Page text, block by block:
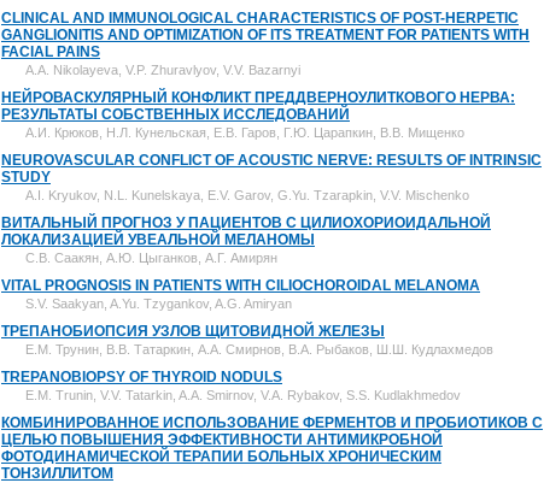
CLINICAL AND IMMUNOLOGICAL CHARACTERISTICS OF POST-HERPETIC
GANGLIONITIS AND OPTIMIZATION OF ITS TREATMENT FOR PATIENTS WITH
FACIAL PAINS
A.A. Nikolayeva, V.P. Zhuravlyov, V.V. Bazarnyi
НЕЙРОВАСКУЛЯРНЫЙ КОНФЛИКТ ПРЕДДВЕРНОУЛИТКОВОГО НЕРВА:
РЕЗУЛЬТАТЫ СОБСТВЕННЫХ ИССЛЕДОВАНИЙ
А.И. Крюков, Н.Л. Кунельская, Е.В. Гаров, Г.Ю. Царапкин, В.В. Мищенко
NEUROVASCULAR CONFLICT OF ACOUSTIC NERVE: RESULTS OF INTRINSIC
STUDY
A.I. Kryukov, N.L. Kunelskaya, E.V. Garov, G.Yu. Tzarapkin, V.V. Mischenko
ВИТАЛЬНЫЙ ПРОГНОЗ У ПАЦИЕНТОВ С ЦИЛИОХОРИОИДАЛЬНОЙ
ЛОКАЛИЗАЦИЕЙ УВЕАЛЬНОЙ МЕЛАНОМЫ
С.В. Саакян, А.Ю. Цыганков, А.Г. Амирян
VITAL PROGNOSIS IN PATIENTS WITH CILIOCHOROIDAL MELANOMA
S.V. Saakyan, A.Yu. Tzygankov, A.G. Amiryan
ТРЕПАНОБИОПСИЯ УЗЛОВ ЩИТОВИДНОЙ ЖЕЛЕЗЫ
Е.М. Трунин, В.В. Татаркин, А.А. Смирнов, В.А. Рыбаков, Ш.Ш. Кудлахмедов
TREPANOBIOPSY OF THYROID NODULS
E.M. Trunin, V.V. Tatarkin, A.A. Smirnov, V.A. Rybakov, S.S. Kudlakhmedov
КОМБИНИРОВАННОЕ ИСПОЛЬЗОВАНИЕ ФЕРМЕНТОВ И ПРОБИОТИКОВ С
ЦЕЛЬЮ ПОВЫШЕНИЯ ЭФФЕКТИВНОСТИ АНТИМИКРОБНОЙ
ФОТОДИНАМИЧЕСКОЙ ТЕРАПИИ БОЛЬНЫХ ХРОНИЧЕСКИМ
ТОНЗИЛЛИТОМ